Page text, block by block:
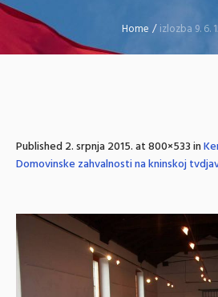
Home /izlozba 9. 6.
Published2. srpnja 2015.at 800×533 in
Domovinske zahvalnosti na kninskoj